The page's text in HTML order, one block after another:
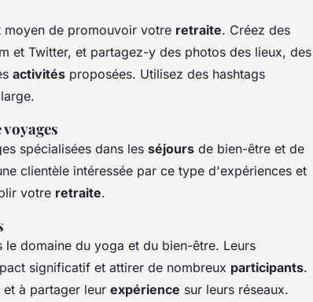
moyen de promouvoir votre retraite. Créez des
et Twitter, et partagez-y des photos des lieux, des
activités proposées. Utilisez des hashtags
spécialisées dans les séjours de bien-être et de
clientèle intéressée par ce type d'expériences et
votre retraite.
domaine du yoga et du bien-être. Leurs
significatif et attirer de nombreux participants.
et à partager leur expérience sur leurs réseaux.